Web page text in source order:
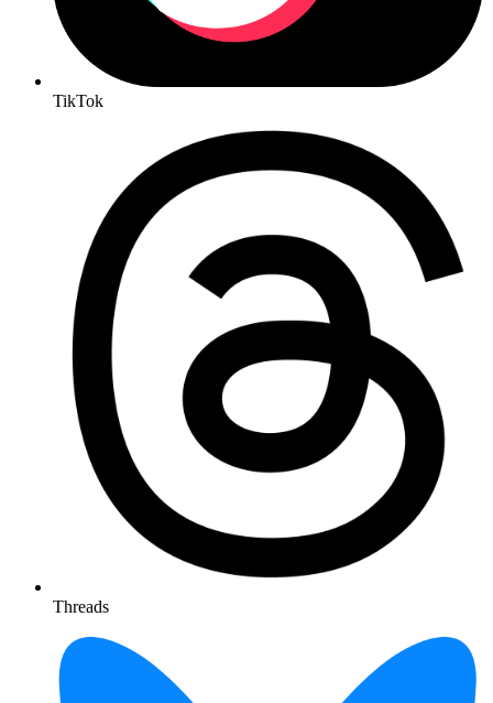
TikTok
Threads